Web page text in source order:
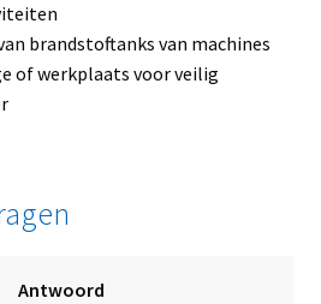
brandstoftanks van machines
of werkplaats voor veilig
Antwoord